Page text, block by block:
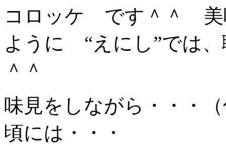
コロッケ です＾＾
ように “えにし”では
＾＾
味見をしながら・・・
頃には・・・